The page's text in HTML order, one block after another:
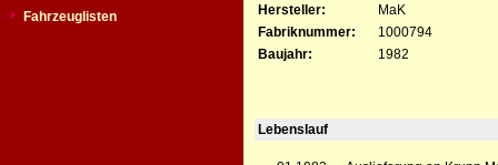
Fahrzeuglisten
Hersteller:
MaK
Fabriknummer:
1000794
Baujahr:
1982
Lebenslauf